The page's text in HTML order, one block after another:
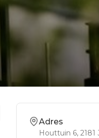
Adres
Houttuin 6, 2181